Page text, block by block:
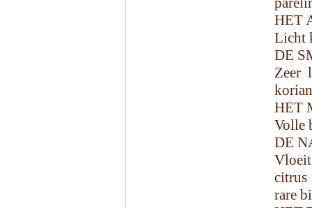
HET
Licht
DE
Zeer
HET
Volle
DE
rare